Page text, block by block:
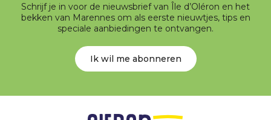
Schrijf je in voor de nieuwsbrief van Île d’Oléron en het
bekken van Marennes om als eerste nieuwtjes, tips en
speciale aanbiedingen te ontvangen.
Ik wil me abonneren